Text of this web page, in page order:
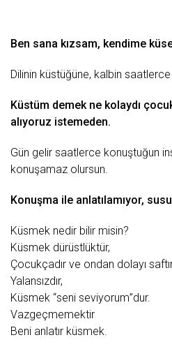
Ben sana kızsam, kendime
Dilinin küstüğüne, kalbin
Küstüm demek ne kolaydı
alıyoruz istemeden.
Gün gelir saatlerce konuştuğun
konuşamaz olursun.
Konuşma ile anlatılamıyor,
Küsmek nedir bilir misin?
Küsmek dürüstlüktür,
Çocukçadır ve ondan dolayı
Yalansızdır,
Küsmek “seni seviyorum”dur.
Vazgeçmemektir
Beni anlatır küsmek.